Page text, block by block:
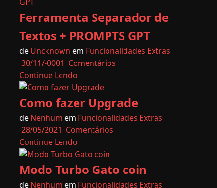
Ferramenta Separador de
Textos + PROMPTS GPT
de Uncknown em Funcionalidades Extras
30/11/-0001 Comentários
Continue Lendo
Como fazer Upgrade
de Nenhum em Funcionalidades Extras
28/05/2021 Comentários
Continue Lendo
Modo Turbo Gato coin
de Nenhum em Funcionalidades Extras